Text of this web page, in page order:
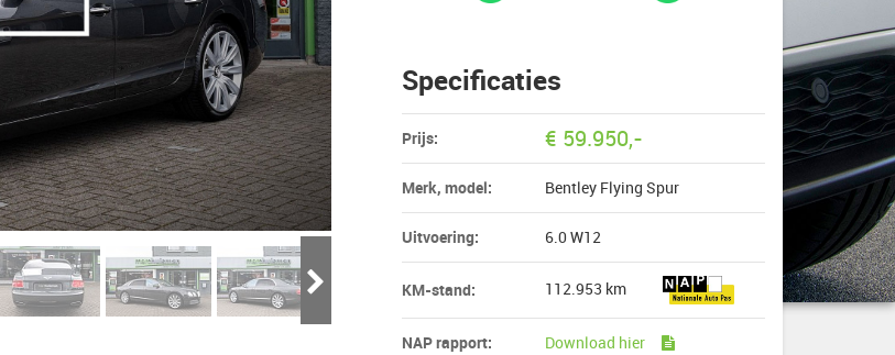
Specificaties
Prijs: € 59.950,-
Merk, model: Bentley Flying Spur
Uitvoering: 6.0 W12
KM-stand: 112.953 km
NAP rapport: Download hier